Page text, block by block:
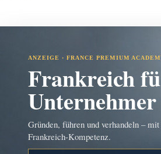
ANZEIGE · FRANCE PREMIUM
Frankreich
Unternehmer
Gründen, führen und verhandeln – mit
Frankreich-Kompetenz.